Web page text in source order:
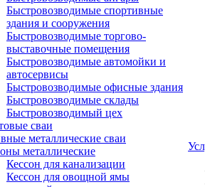
Быстровозводимые спортивные
здания и сооружения
Быстровозводимые торгово-
выставочные помещения
Быстровозводимые автомойки и
автосервисы
Быстровозводимые офисные здания
Быстровозводимые склады
Быстровозводимый цех
сваи
металлические сваи
металлические
Кессон для канализации
Кессон для овощной ямы